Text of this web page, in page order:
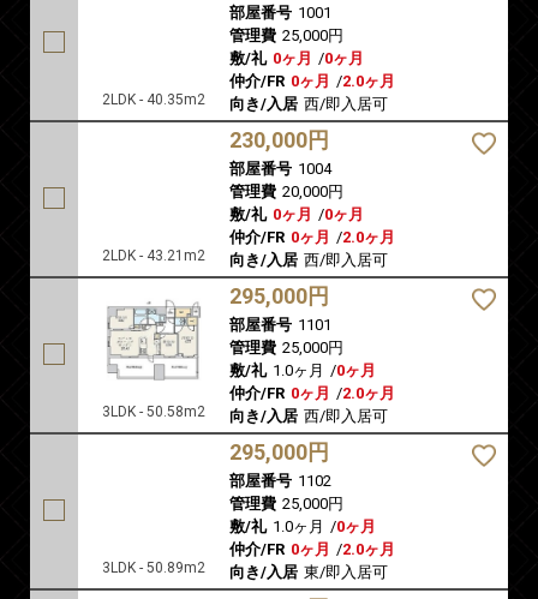
2LDK - 40.35m2
部屋番号 1001
管理費 25,000円
敷/礼 0ヶ月 /0ヶ月
仲介/FR 0ヶ月 /2.0ヶ月
向き/入居 西/即入居可
2LDK - 43.21m2
230,000円
部屋番号 1004
管理費 20,000円
敷/礼 0ヶ月 /0ヶ月
仲介/FR 0ヶ月 /2.0ヶ月
向き/入居 西/即入居可
3LDK - 50.58m2
295,000円
部屋番号 1101
管理費 25,000円
敷/礼 1.0ヶ月 /0ヶ月
仲介/FR 0ヶ月 /2.0ヶ月
向き/入居 西/即入居可
3LDK - 50.89m2
295,000円
部屋番号 1102
管理費 25,000円
敷/礼 1.0ヶ月 /0ヶ月
仲介/FR 0ヶ月 /2.0ヶ月
向き/入居 東/即入居可